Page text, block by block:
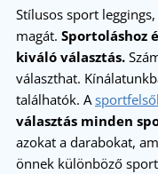
Stílusos sport
magát. Sportoláshoz
kiváló választás.
választhat.
találhatók. A
választás minden
azokat a darabokat,
önnek különböző